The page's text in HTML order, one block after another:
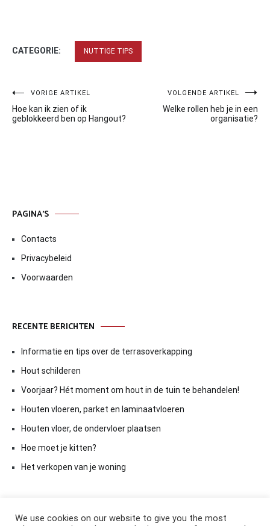
CATEGORIE: NUTTIGE TIPS
Bericht
navigatie
VORIGE ARTIKEL
Hoe kan ik zien of ik
geblokkeerd ben op Hangout?
VOLGENDE ARTIKEL
Welke rollen heb je in een
organisatie?
PAGINA’S
Contacts
Privacybeleid
Voorwaarden
RECENTE BERICHTEN
Informatie en tips over de terrasoverkapping
Hout schilderen
Voorjaar? Hét moment om hout in de tuin te behandelen!
Houten vloeren, parket en laminaatvloeren
Houten vloer, de ondervloer plaatsen
Hoe moet je kitten?
Het verkopen van je woning
We use cookies on our website to give you the most